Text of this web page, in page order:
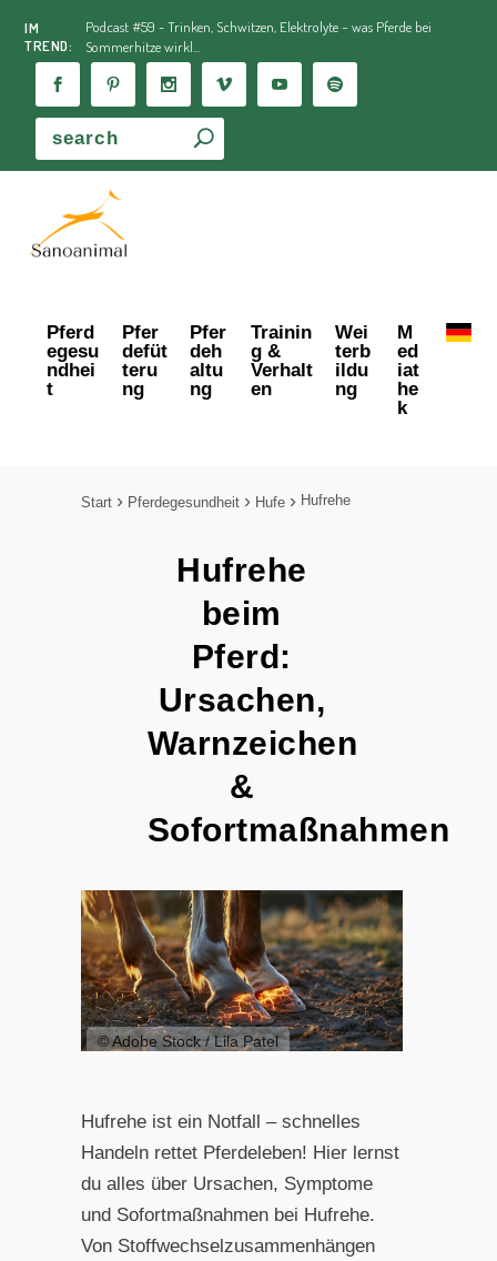
IM
TREND:
Podcast #59 - Trinken, Schwitzen, Elektrolyte – was Pferde bei
Sommerhitze wirkl...
Pferd
egesu
ndhei
t
Pfer
defüt
teru
ng
Pfer
deh
altu
ng
Trainin
g &
Verhalt
en
Wei
terb
ildu
ng
M
ed
iat
he
k
Start Pferdegesundheit Hufe Hufrehe
Hufrehe
beim
Pferd:
Ursachen,
Warnzeichen
&
Sofortmaßnahmen
© Adobe Stock / Lila Patel
Hufrehe ist ein Notfall – schnelles
Handeln rettet Pferdeleben! Hier lernst
du alles über Ursachen, Symptome
und Sofortmaßnahmen bei Hufrehe.
Von Stoffwechselzusammenhängen